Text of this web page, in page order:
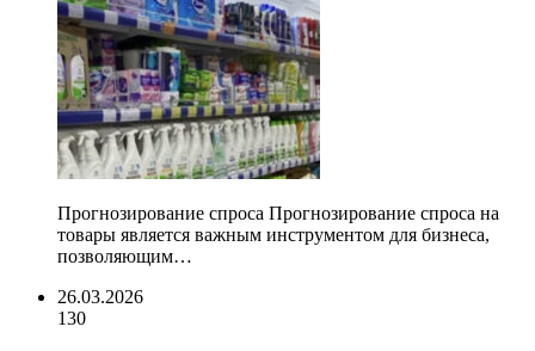
Прогнозирование спроса Прогнозирование спроса на
товары является важным инструментом для бизнеса,
позволяющим…
26.03.2026
130